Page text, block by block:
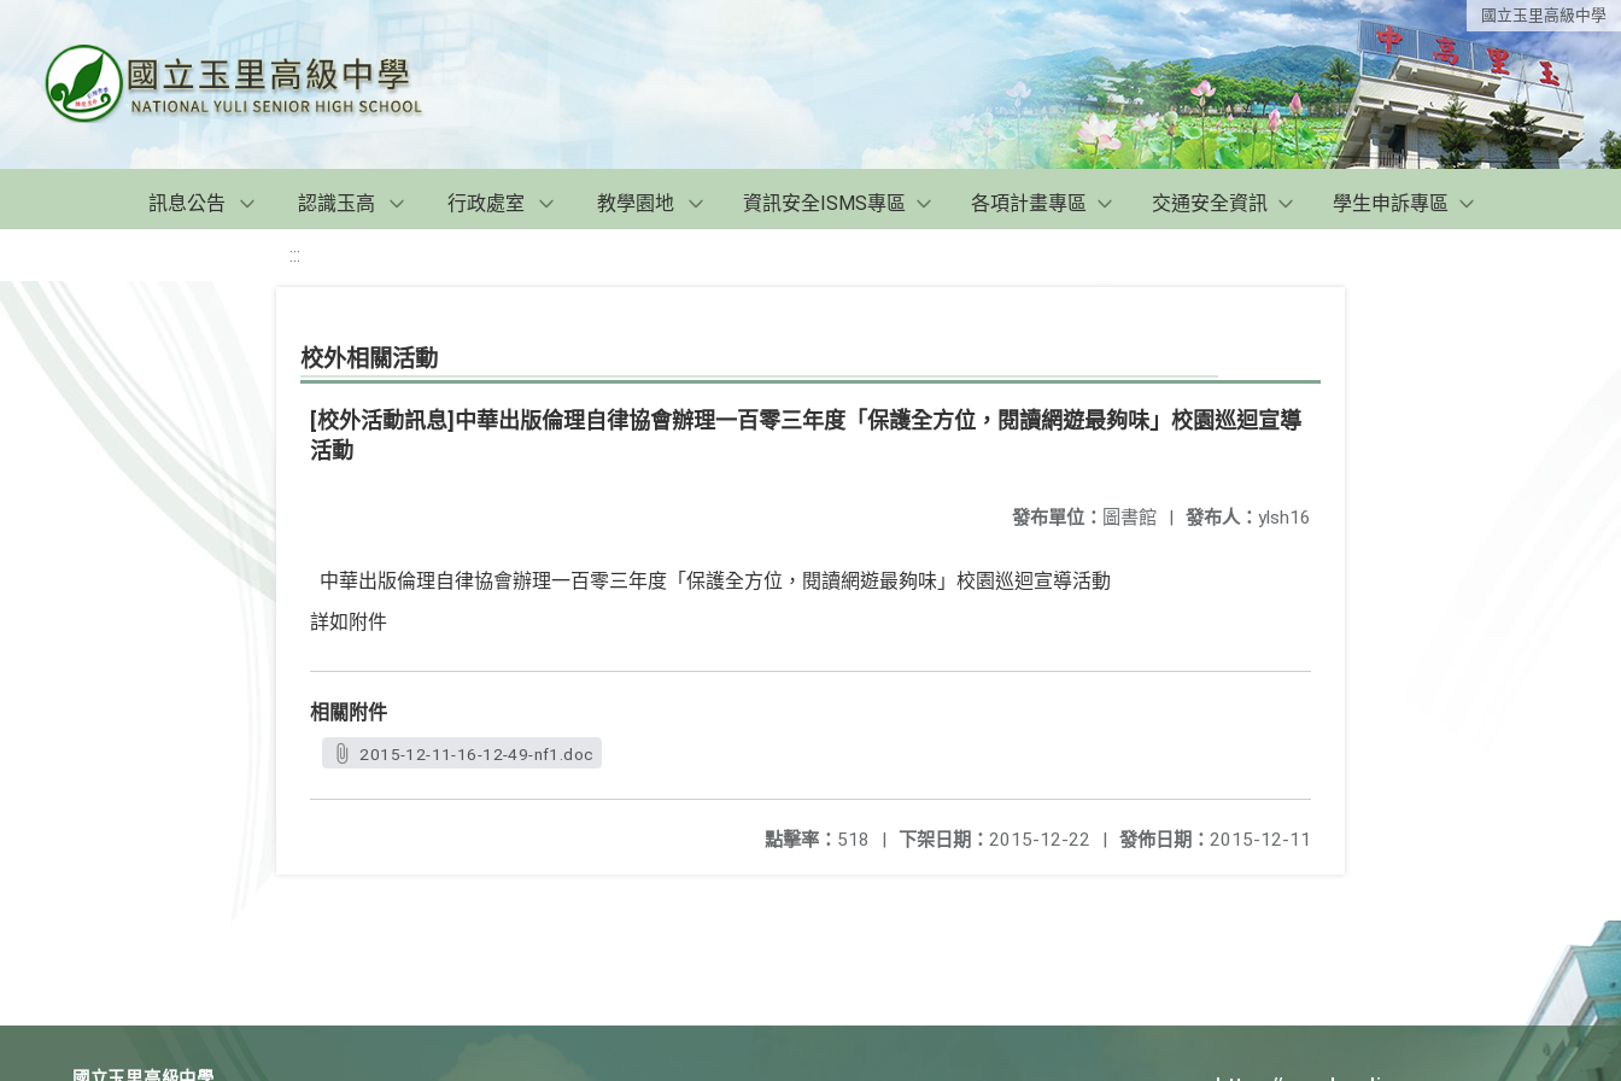
國立玉里高級中學
訊息公告 認識玉高 行政處室 教學園地 資訊安全ISMS專區 各項計畫專區 交通安全資訊 學生申訴專區
:::
校外相關活動
[校外活動訊息]中華出版倫理自律協會辦理一百零三年度「保護全方位，閱讀網遊最夠味」校園巡迴宣導
活動
發布人： ylsh16
發布單位： 圖書館 |
中華出版倫理自律協會辦理一百零三年度「保護全方位，閱讀網遊最夠味」校園巡迴宣導活動
詳如附件
相關附件
2015-12-11-16-12-49-nf1.doc
發佈日期： 2015-12-11
下架日期： 2015-12-22 |
點擊率： 518 |